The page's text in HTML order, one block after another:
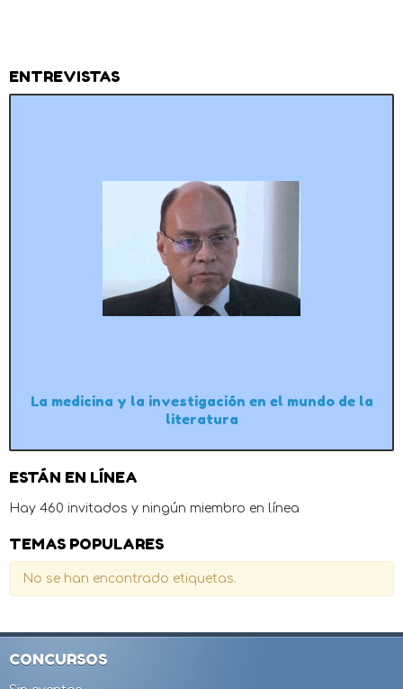
ENTREVISTAS
La medicina y la investigación en el mundo de la
literatura
ESTÁN EN LÍNEA
Hay 460 invitados y ningún miembro en línea
TEMAS POPULARES
No se han encontrado etiquetas.
CONCURSOS